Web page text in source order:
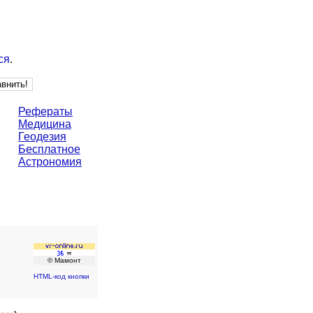
.
Рефераты
Медицина
Геодезия
Бесплатное
Астрономия
© Мамонт
HTML-код кнопки